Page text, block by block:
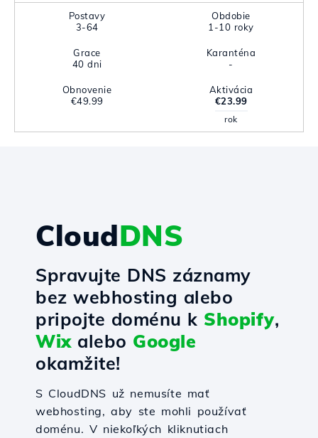
Postavy
3-64
Obdobie
1-10 roky
Grace
40 dni
Karanténa
-
Obnovenie
€49.99
Aktivácia
€23.99
rok
CloudDNS
Spravujte DNS záznamy
bez webhosting alebo
pripojte doménu k Shopify,
Wixalebo Google
okamžite!
S CloudDNS už nemusíte mať
webhosting, aby ste mohli používať
doménu. V niekoľkých kliknutiach